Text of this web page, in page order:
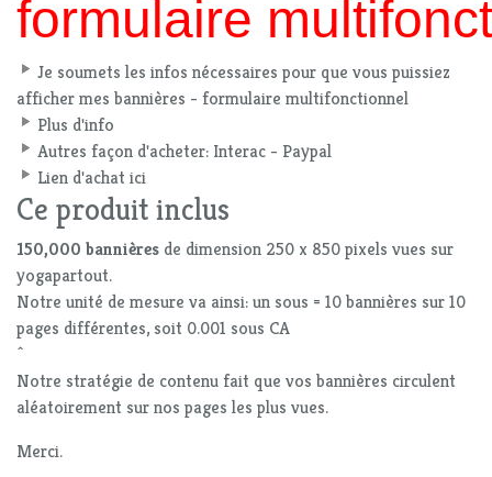
formulaire
Je soumets les infos nécessaires pour que vous puissiez
afficher mes bannières - formulaire multifonctionnel
Plus d'info
Autres façon d'acheter: Interac - Paypal
Lien d'achat ici
Ce produit inclus
150,000 bannières de dimension 250 x 850 pixels vues sur
yogapartout.
Notre unité de mesure va ainsi: un sous = 10 bannières sur 10
pages différentes, soit 0.001 sous CA
^
Notre stratégie de contenu fait que vos bannières circulent
aléatoirement sur nos pages les plus vues.
Merci.